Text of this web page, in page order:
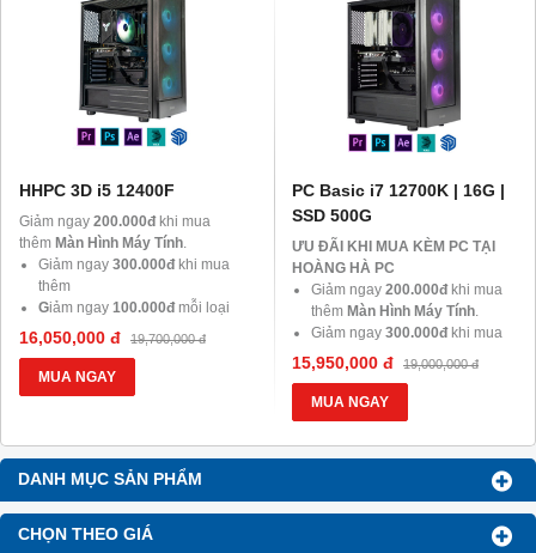
DANH MỤC SẢN PHẨM
CHỌN THEO GIÁ
HHPC 3D i5 12400F
Giảm ngay 200.000đkhi mua
thêm Màn Hình Máy Tính
Giảm ngay 300.000đkhi mua
thêm
Giảm ngay 100.000đmỗi loại
khi mua thêm chuột, phím, tai
nghe.
16,050,000 đ 19,700,000 đ
MUA NGAY
PC Basic i7 12700K | 16G |
SSD 500G
ƯU ĐÃI KHI MUA KÈM PC TẠI
HOÀNG HÀ PC
Giảm ngay 200.000đkhi mua
thêm Màn Hình Máy Tính
Giảm ngay 300.000đkhi mua
thêm
G
iảm ngay 100.000đ
khi mua thêm chuột, phím, tai
nghe.
15,950,000 đ 19,000,000 đ
MUA NGAY